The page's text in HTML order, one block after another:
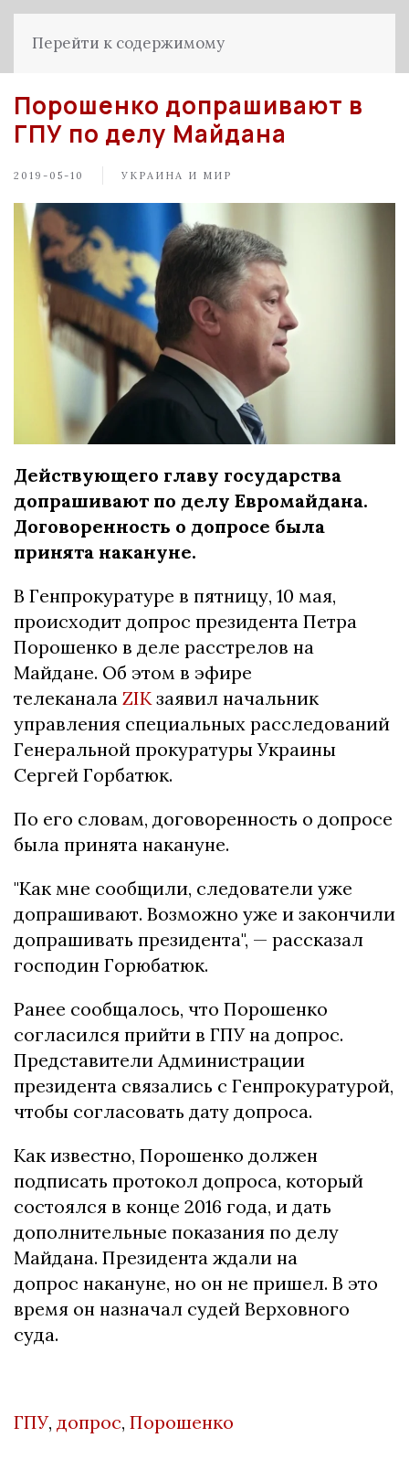
Перейти к содержимому
Порошенко допрашивают в
ГПУ по делу Майдана
2019-05-10 УКРАИНА И МИР
Действующего главу государства
допрашивают по делу Евромайдана.
Договоренность о допросе была
принята накануне.
В Генпрокуратуре в пятницу, 10 мая,
происходит допрос президента Петра
Порошенко в деле расстрелов на
Майдане. Об этом в эфире
телеканала ZIK заявил начальник
управления специальных расследований
Генеральной прокуратуры Украины
Сергей Горбатюк.
По его словам, договоренность о допросе
была принята накануне.
"Как мне сообщили, следователи уже
допрашивают. Возможно уже и закончили
допрашивать президента", — рассказал
господин Горюбатюк.
Ранее сообщалось, что Порошенко
согласился прийти в ГПУ на допрос.
Представители Администрации
президента связались с Генпрокуратурой,
чтобы согласовать дату допроса.
Как известно, Порошенко должен
подписать протокол допроса, который
состоялся в конце 2016 года, и дать
дополнительные показания по делу
Майдана. Президента ждали на
допрос накануне, но он не пришел. В это
время он назначал судей Верховного
суда.
ГПУ, допрос, Порошенко